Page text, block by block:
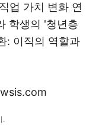
업 가치 변화 연
학생의 '청년층
: 이직의 역할과
.